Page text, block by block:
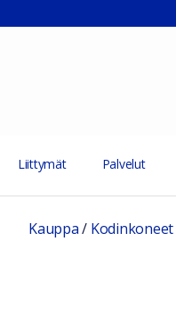
Liittymät Palvelut
Kauppa/ Kodinkoneet